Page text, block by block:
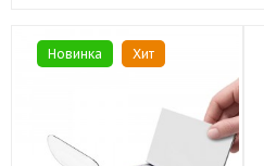
Новинка Хит